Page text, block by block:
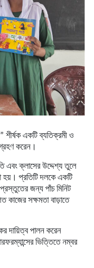
” শীর্ষক একটি ব্যতিক্রমী ও
করেন।
এবং ক্লাসের উদ্দেশ্য তুলে
হয়। প্রতিটি দলকে একটি
জন্য পাঁচ মিনিট
কাজের সক্ষমতা বাড়াতে
দায়িত্ব পালন করেন
ভিত্তিতে নম্বর